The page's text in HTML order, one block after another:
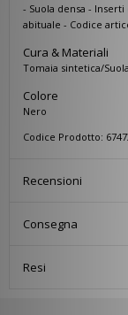
- Suola densa -
abituale - Codice
Cura & Materiali
Tomaia sintetica/
Colore
Nero
Codice Prodotto:
Recensioni
Consegna
Resi